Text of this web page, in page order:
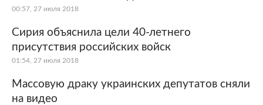
00:57, 27 июля 2018
Сирия объяснила цели 40-летнего
присутствия российских войск
01:54, 27 июля 2018
Массовую драку украинских депутатов сняли
на видео